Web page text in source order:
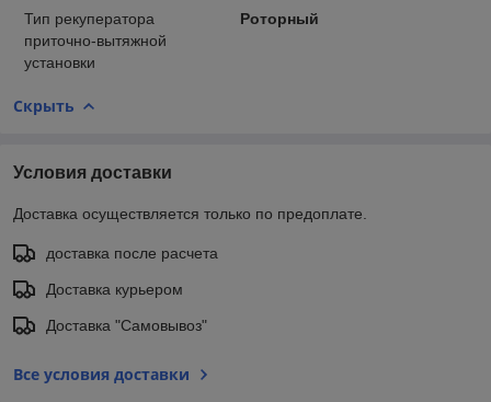
Тип рекуператора
приточно-вытяжной
установки
Роторный
Скрыть
Условия доставки
Доставка осуществляется только по предоплате.
доставка после расчета
Доставка курьером
Доставка "Самовывоз"
Все условия доставки